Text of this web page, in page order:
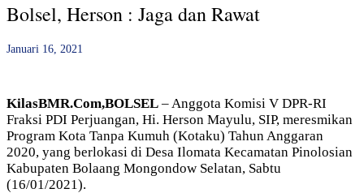
Bolsel, Herson : Jaga dan Rawat
Januari 16, 2021
KilasBMR.Com,BOLSEL – Anggota Komisi V DPR-RI
Fraksi PDI Perjuangan, Hi. Herson Mayulu, SIP, meresmikan
Program Kota Tanpa Kumuh (Kotaku) Tahun Anggaran
2020, yang berlokasi di Desa Ilomata Kecamatan Pinolosian
Kabupaten Bolaang Mongondow Selatan, Sabtu
(16/01/2021).